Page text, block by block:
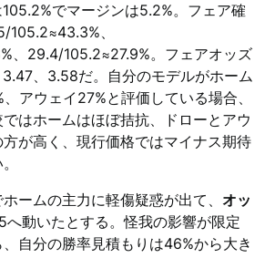
でマージンは5.2%。フェア確
105.2≈43.3%、
、29.4/105.2≈27.9%。フェアオッズ
、3.58だ。自分のモデルがホーム
アウェイ27%と評価している場合、
はホームはほぼ拮抗、ドローとアウ
が高く、現行価格ではマイナス期待
ームの主力に軽傷疑惑が出て、 オッ
動いたとする。怪我の影響が限定
自分の勝率見積もりは46%から大き